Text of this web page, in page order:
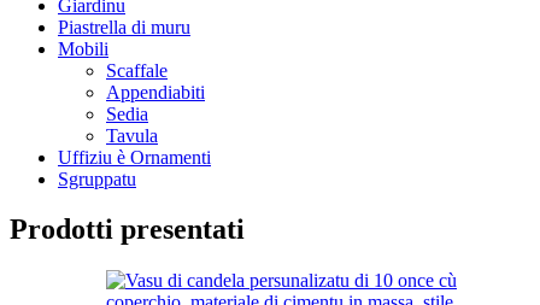
Giardinu
Piastrella di muru
Mobili
Scaffale
Appendiabiti
Sedia
Tavula
Uffiziu è Ornamenti
Sgruppatu
Prodotti presentati